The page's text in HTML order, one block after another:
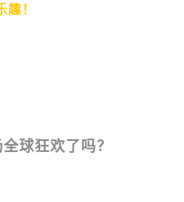
！
球狂欢了吗？